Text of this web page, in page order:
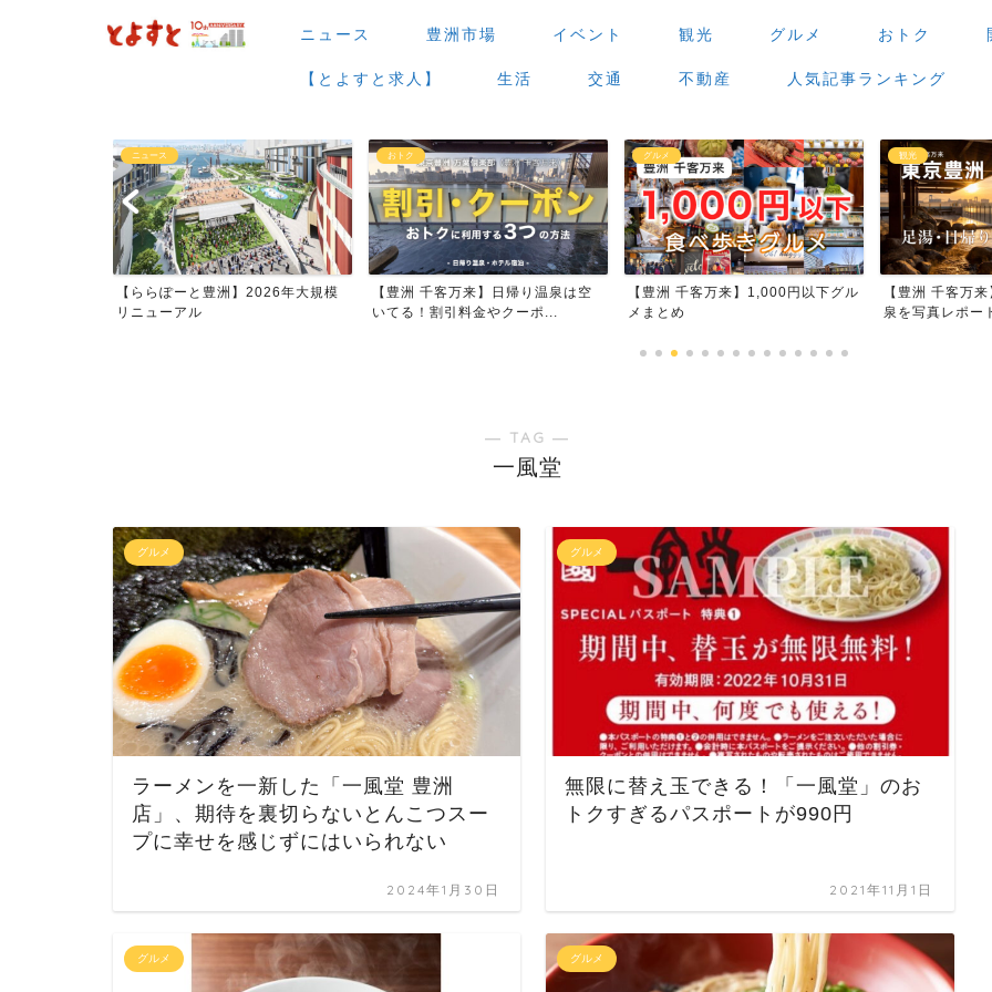
ニュース 豊洲市場 イベント 観光 グルメ おトク
【とよすと求人】 生活 交通 不動産 人気記事ランキング
おトク
【豊洲 千客万来】日帰り温泉は空
いてる！割引料金やクーポ...
グルメ
【豊洲 千客万来】1,000円以下グル
メまとめ
観光
【豊洲 千客万来】足湯・日帰り温
泉を写真レポート
グルメ
【豊洲 千客万
場」で食べ歩き
― TAG ―
一風堂
グルメ
ラーメンを一新した「一風堂 豊洲
店」、期待を裏切らないとんこつスー
プに幸せを感じずにはいられない
2024年1月30日
グルメ
無限に替え玉できる！「一風堂」のお
トクすぎるパスポートが990円
2021年11月1日
グルメ グルメ